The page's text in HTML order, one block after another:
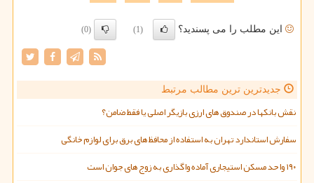
این مطلب را می پسندید؟ (1)
(0)
جدیدترین ترین مطالب مرتبط
نقش بانکها در صندوق های ارزی بازیگر اصلی یا فقط ضامن؟
سفارش استاندارد تهران به استفاده از محافظ های برق برای لوازم خانگی
۱۹۰ واحد مسکن استیجاری آماده واگذاری به زوج های جوان است